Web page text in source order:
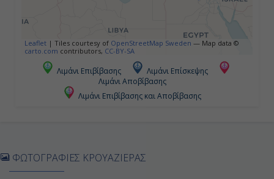
Ημέρα 5η
Εν Πλω
Αλεξάνδρεια ( Κάϊρο - Πυραμίδες ),
Leaflet | Tiles courtesy of OpenStreetMap Sweden — Map data ©
carto.com contributors, CC-BY-SA
Λιμάνι Επιβίβασης
Λιμάνι Επίσκεψης
Λιμάνι Αποβίβασης
Λιμάνι Επιβίβασης και Αποβίβασης
ΦΩΤΟΓΡΑΦΙΕΣ ΚΡΟΥΑΖΙΕΡΑΣ